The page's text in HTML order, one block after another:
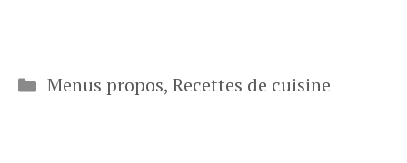
Catégories
Menus propos, Recettes de cuisine